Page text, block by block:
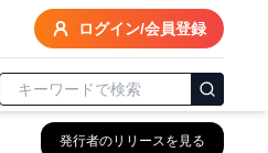
ログイン/会員登録
発行者のリリースを見る